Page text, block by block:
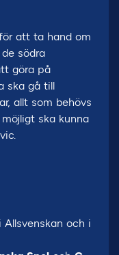
att ta hand om
södra
göra på
ska gå till
allt som behövs
ska kunna
Allsvenskan och i